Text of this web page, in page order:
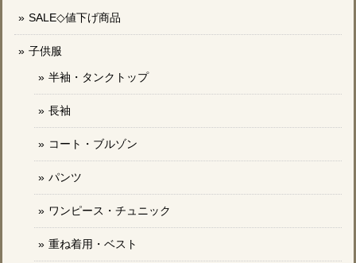
SALE◇値下げ商品
子供服
半袖・タンクトップ
長袖
コート・ブルゾン
パンツ
ワンピース・チュニック
重ね着用・ベスト